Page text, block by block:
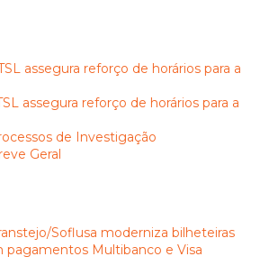
assegura reforço de horários para a
assegura reforço de horários para a
de Investigação
Geral
Soflusa moderniza bilheteiras
pagamentos Multibanco e Visa